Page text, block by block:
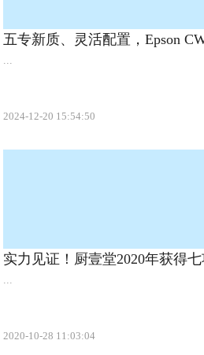
五专新质、灵活配置，Epson
场！
...
2024-12-20 15:54:50
实力见证！厨壹堂2020年获得
...
2020-10-28 11:03:04